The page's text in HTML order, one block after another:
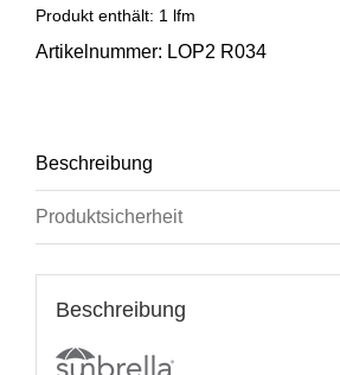
R034
Produkt enthält: 1 lfm
Artikelnummer: LOP2 R034
Beschreibung
Produktsicherheit
Beschreibung